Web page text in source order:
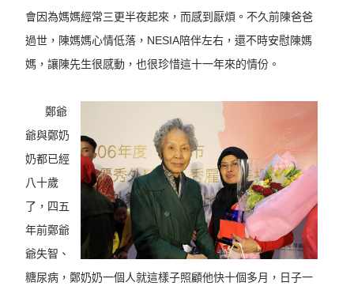
會因為媽媽經常三更半夜起來，而感到厭煩。不久前陳爸爸
過世，陳媽媽心情低落，NESIA陪伴左右，還不時安慰陳媽
媽，讓陳先生很感動，也很珍惜這十一年來的情份。
鄭爺
爺與鄭奶
奶都已經
八十歲
了，四五
年前鄭爺
爺失智、
糖尿病，鄭奶奶一個人就這樣子照顧他快十個多月，日子一